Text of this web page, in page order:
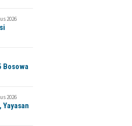
2026
Bosowa
2026